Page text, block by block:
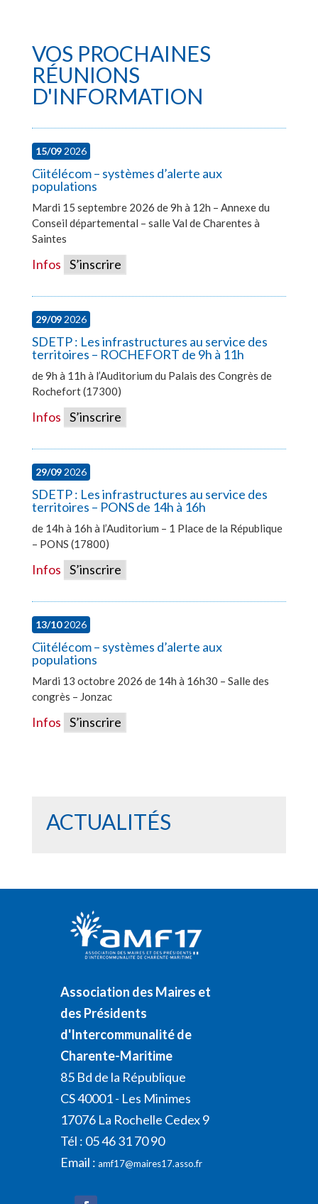
VOS PROCHAINES
RÉUNIONS
D'INFORMATION
15/092026
Ciitélécom – systèmes d’alerte aux
populations
Mardi 15 septembre 2026 de 9h à 12h – Annexe du
Conseil départemental – salle Val de Charentes à
Saintes
Infos S’inscrire
29/092026
SDETP : Les infrastructures au service des
territoires – ROCHEFORT de 9h à 11h
de 9h à 11h à l’Auditorium du Palais des Congrès de
Rochefort (17300)
Infos S’inscrire
29/092026
SDETP : Les infrastructures au service des
territoires – PONS de 14h à 16h
de 14h à 16h à l’Auditorium – 1 Place de la République
– PONS (17800)
Infos S’inscrire
13/102026
Ciitélécom – systèmes d’alerte aux
populations
Mardi 13 octobre 2026 de 14h à 16h30 – Salle des
congrès – Jonzac
Infos S’inscrire
ACTUALITÉS
Association des Maires et
des Présidents
d'Intercommunalité de
Charente-Maritime
85 Bd de la République
CS 40001 - Les Minimes
17076 La Rochelle Cedex 9
Tél : 05 46 31 70 90
Email : amf17@maires17.asso.fr